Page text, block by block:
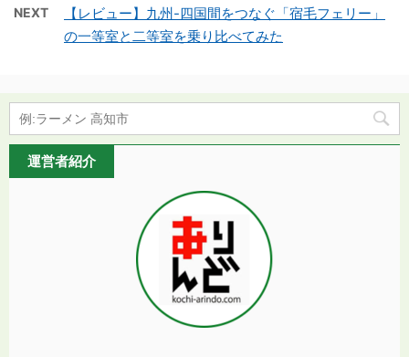
NEXT
【レビュー】九州-四国間をつなぐ「宿毛フェリー」
の一等室と二等室を乗り比べてみた
運営者紹介